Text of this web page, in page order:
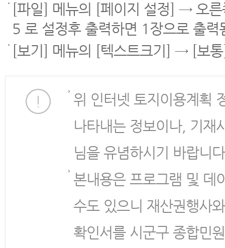
[파일] 메뉴의 [페이지 설정] → 오
5 로 설정후 출력하면 1장으로 출력
[보기] 메뉴의 [텍스트크기] → [보
위 인터넷 토지이용계획
나타내는 정보이나, 기재
님을 유념하시기 바랍니
본내용은 프로그램 및 데
수도 있으니 재산권행사
확인서를 시군구 종합민